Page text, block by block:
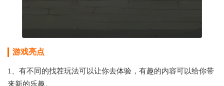
游戏亮点
1、有不同的找茬玩法可以让你去体验，有趣的内容可以给你带
来新的乐趣。